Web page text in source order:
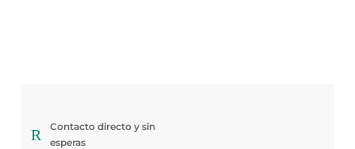
R
Contacto directo y sin
esperas